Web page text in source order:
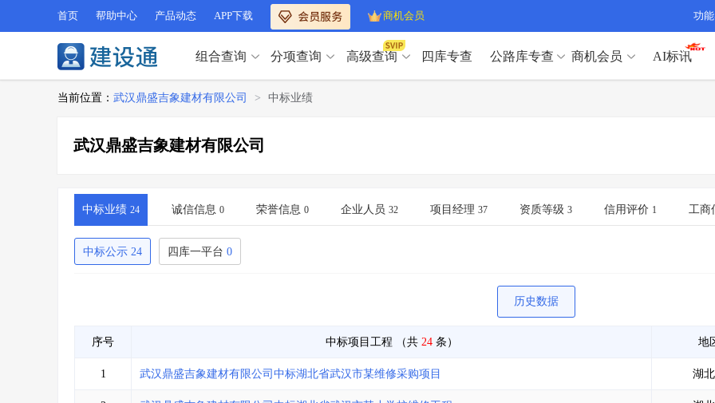
首页 帮助中心 产品动态 APP下载 商机会员 功
分项查询（VIP）
查资质
查人员>
查荣誉
> 查诚信 >
招标信息 > 组合查询 >
行业 / 地区专查
组合查询-广州
> 建企舆情
政策规划> 招投标规则>
项目商机
拟建项目审批
组合查询 分项查询 高级查询 四库专查 公路库专查 商机会员 AI标讯
查荣誉> 查诚信>
项目经理> 信用评价>
招标信息> 组合查询
四库专查>
下浮率
技术负责人/专职安全员C证
查业主> 项目分类筛选>
当前位置： 武汉鼎盛吉象建材有限公司 > 中标业绩
武汉鼎盛吉象建材有限公司
中标业绩 24 诚信信息 0 荣誉信息 0 企业人员 32 项目经理 37 资质等级 3 信用评价 1 工商
中标公示 24 四库一平台 0
历史数据
序号 中标项目工程 （共 24条） 地
1 武汉鼎盛吉象建材有限公司中标湖北省武汉市某维修采购项目 湖